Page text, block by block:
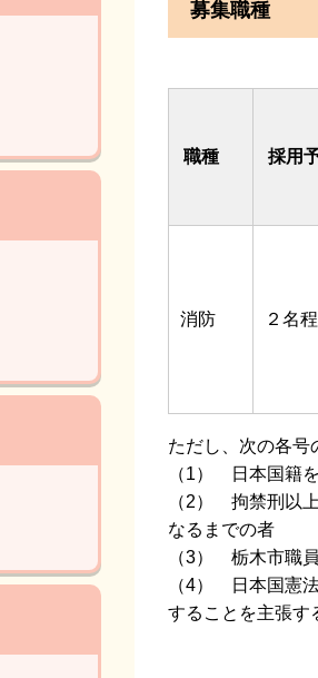
募集職種
職種 採用
消防 ２名
ただし、次の各号
（1） 日本国籍
（2） 拘禁刑以
なるまでの者
（3） 栃木市職
（4） 日本国憲
することを主張す